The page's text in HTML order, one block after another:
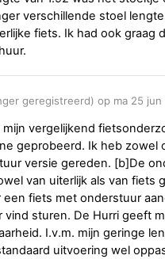
verschillende stoel
fiets. Ik had ook graag
geregistreerd) op ma 25 jun
mijn vergelijkend
geprobeerd. Ik heb
versie gereden. [b]De
van uiterlijk als van fiets
een fiets met onderstuur
vind sturen. De Hurri geeft
I.v.m. mijn geringe
uitvoering wel